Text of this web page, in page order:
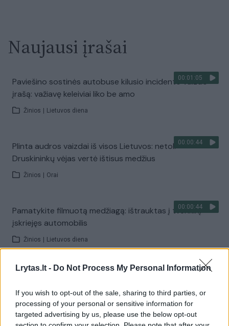
Lrytas.lt - Do Not Process My Personal Information
If you wish to opt-out of the sale, sharing to third parties, or
processing of your personal or sensitive information for
targeted advertising by us, please use the below opt-out
Naujausi įrašai
00:01:05
Paviešino sostinės autobuse kilusio incidento vaizdo
įrašą: važiavę keleiviai liko be amo
Žinios Lietuvos diena
00:00:44
Plinta audros vaizdai iš visos Lietuvos: netoli
Druskininkų vėjas vertė ištisus medžius
Žinios Orai
00:00:44
Pamatykite filmuotą medžiagą: ištrauktas į tvenkinį
įskriejęs automobilis
Žinios Lietuvos diena
00:00:57
Sinoptikai atsakė, kokiais orais užbaigsime darbo
Žinios | Orai